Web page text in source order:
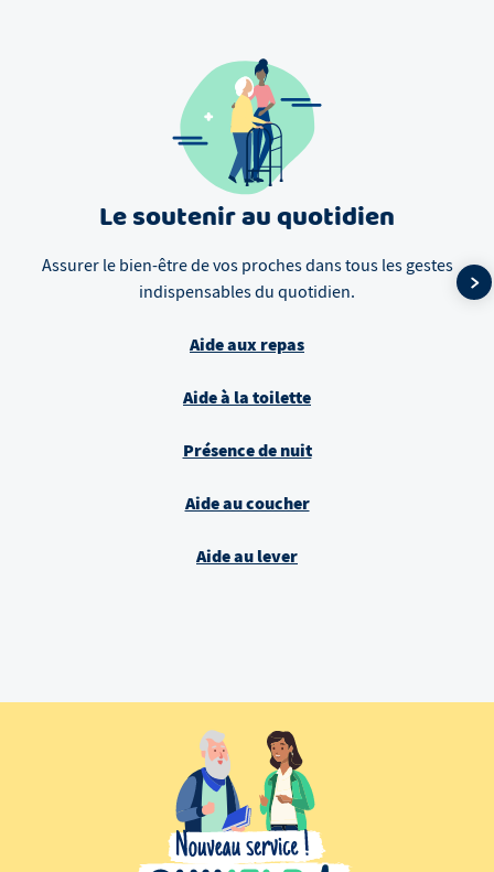
Le soutenir au quotidien
Assurer le bien-être de vos proches dans tous les gestes
indispensables du quotidien.
Aide aux repas
Aide à la toilette
Présence de nuit
Aide au coucher
Aide au lever